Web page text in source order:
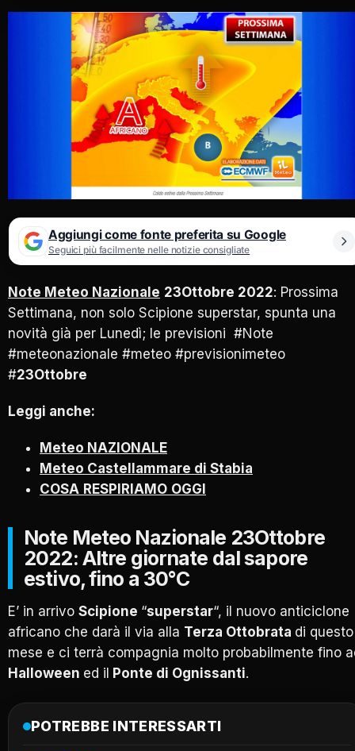
Aggiungi come fonte preferita su Google
Seguici più facilmente nelle notizie consigliate
Note Meteo Nazionale 23Ottobre 2022: Prossima
Settimana, non solo Scipione superstar, spunta una
novità già per Lunedì; le previsioni #Note
#meteonazionale #meteo #previsionimeteo
#23Ottobre
Leggi anche:
Meteo NAZIONALE
Meteo Castellammare di Stabia
COSA RESPIRIAMO OGGI
Note Meteo Nazionale 23Ottobre
2022: Altre giornate dal sapore
estivo, fino a 30°C
E’ in arrivo Scipione “superstar“, il nuovo anticiclone
africano che darà il via alla Terza Ottobrata di questo
mese e ci terrà compagnia molto probabilmente fino
Halloween ed il Ponte di Ognissanti.
POTREBBE INTERESSARTI